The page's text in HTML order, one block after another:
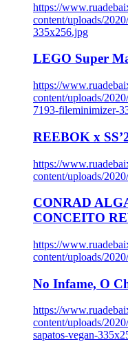
https://
content/uploads/
335x256.jpg
LEGO Super
https://
content/uploads/
7193-fileminimizer-
REEBOK x
https://
content/uploads/
CONRAD
CONCEITO
https://
content/uploads/
No Infame, O
https://
content/uploads/
sapatos-vegan-